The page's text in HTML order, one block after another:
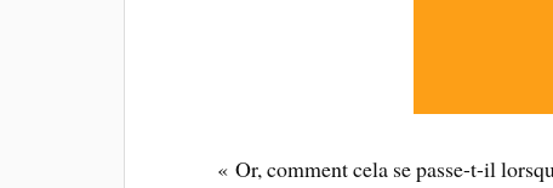
« Or, comment cela se passe-t-il